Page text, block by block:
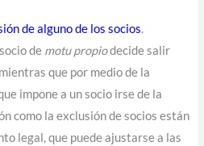
de alguno de los socios.
de motu propiodecide salir
que por medio de la
impone a un socio irse de la
como la exclusión de socios están
legal, que puede ajustarse a las